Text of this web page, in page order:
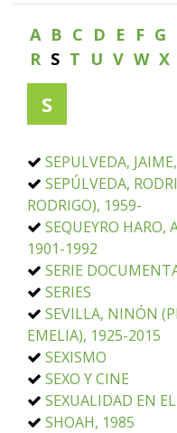
A B C D E F G
R S T U V W X
S
SEPULVEDA,
SEPÚLVEDA,
RODRIGO), 1959-
SEQUEYRO HARO,
1901-1992
SERIE
SERIES
SEVILLA, NINÓN
EMELIA), 1925-2015
SEXISMO
SEXO Y CINE
SEXUALIDAD EN
SHOAH, 1985